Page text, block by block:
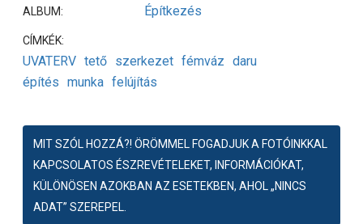
ALBUM: Építkezés
CÍMKÉK:
UVATERV tető szerkezet fémváz daru
építés munka felújítás
MIT SZÓL HOZZÁ?! ÖRÖMMEL FOGADJUK A FOTÓINKKAL
KAPCSOLATOS ÉSZREVÉTELEKET, INFORMÁCIÓKAT,
KÜLÖNÖSEN AZOKBAN AZ ESETEKBEN, AHOL „NINCS
ADAT” SZEREPEL.